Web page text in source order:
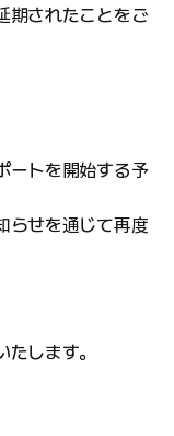
期されたことをご
ートを開始する予
らせを通じて再度
します。